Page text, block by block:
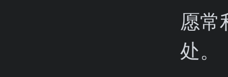
愿常
处。